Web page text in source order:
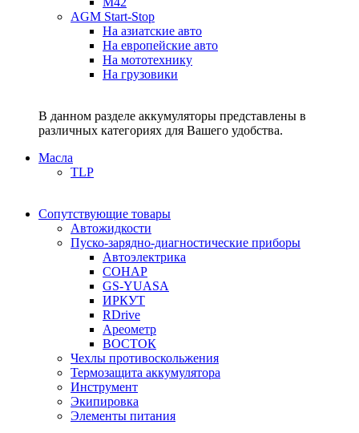
AGM Start-Stop
На азиатские авто
На европейские авто
На мототехнику
На грузовики
В данном разделе аккумуляторы представлены в
различных категориях для Вашего удобства.
Масла
TLP
Сопутствующие товары
Автожидкости
Пуско-зарядно-диагностические приборы
Автоэлектрика
СОНАР
GS-YUASA
ИРКУТ
RDrive
Ареометр
ВОСТОК
Чехлы противоскольжения
Термозащита аккумулятора
Инструмент
Экипировка
Элементы питания